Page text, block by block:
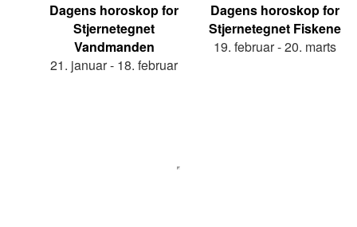
Dagens horoskop for
Stjernetegnet
Vandmanden
21. januar - 18. februar
Dagens horoskop for
Stjernetegnet Fiskene
19. februar - 20. marts